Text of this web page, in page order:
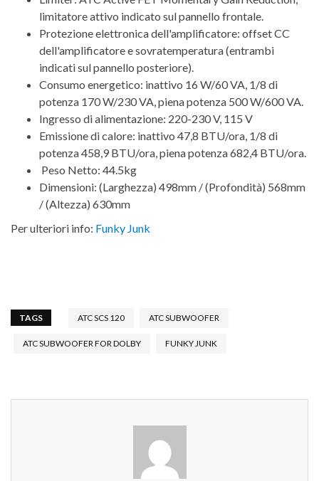
limitatore attivo indicato sul pannello frontale.
Protezione elettronica dell'amplificatore: offset CC
dell'amplificatore e sovratemperatura (entrambi
indicati sul pannello posteriore).
Consumo energetico: inattivo 16 W/60 VA, 1/8 di
potenza 170 W/230 VA, piena potenza 500 W/600 VA.
Ingresso di alimentazione: 220-230 V, 115 V
Emissione di calore: inattivo 47,8 BTU/ora, 1/8 di
potenza 458,9 BTU/ora, piena potenza 682,4 BTU/ora.
Peso Netto: 44.5kg
Dimensioni: (Larghezza) 498mm / (Profondità) 568mm
/ (Altezza) 630mm
Per ulteriori info: Funky Junk
TAGS ATC SCS 120 ATC SUBWOOFER
ATC SUBWOOFER FOR DOLBY FUNKY JUNK